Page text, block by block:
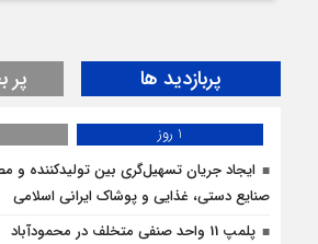
پربازدید ها پر
1 روز
ایجاد جریان تسهیل‌گری بین تولیدکننده
صنایع دستی، غذایی و پوشاک ایرانی اسلامی
پلمپ 11 واحد صنفی متخلف در محمودآباد